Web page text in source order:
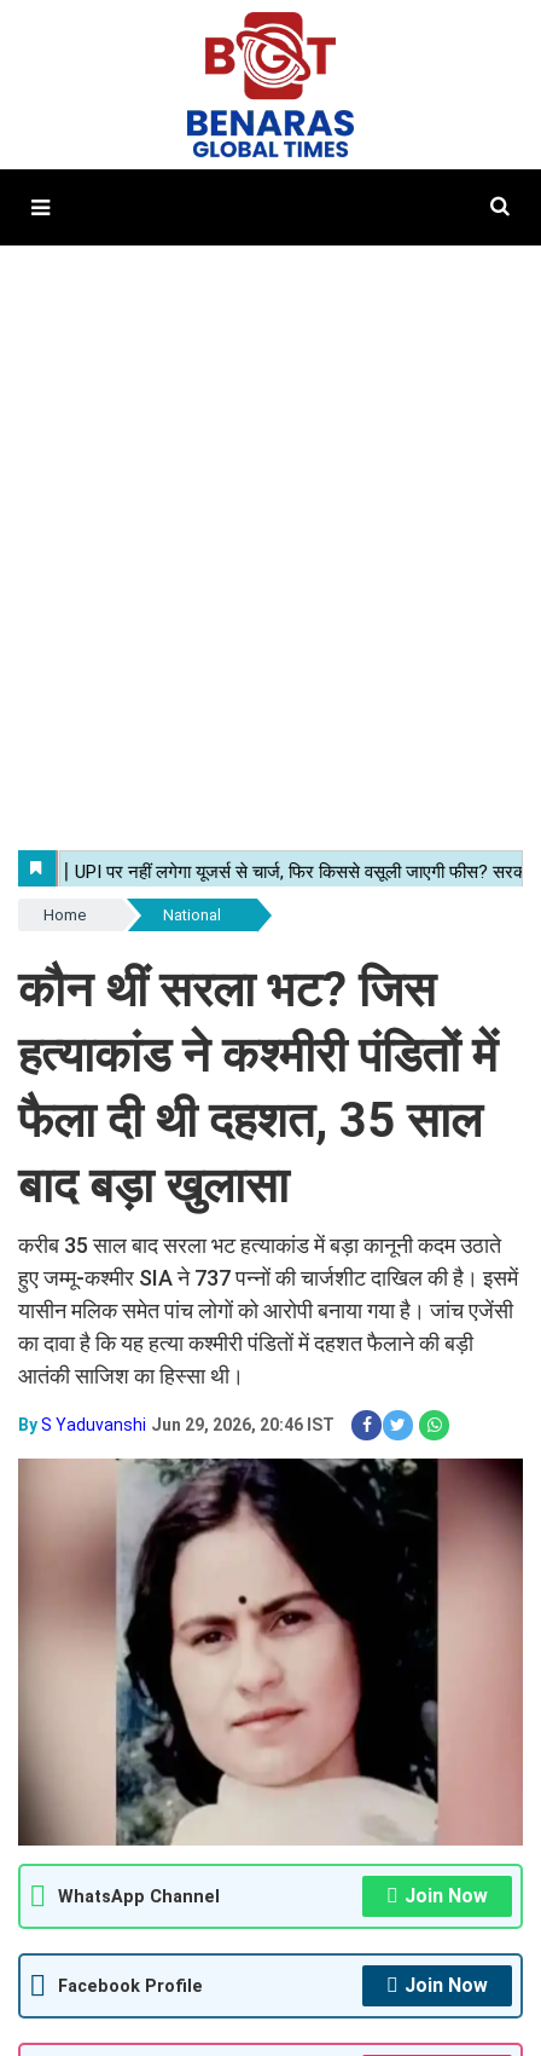
Home National
कौन थीं सरला भट? जिस
हत्याकांड ने कश्मीरी पंडितों में
फैला दी थी दहशत, 35 साल
बाद बड़ा खुलासा
करीब 35 साल बाद सरला भट हत्याकांड में बड़ा कानूनी कदम उठाते
हुए जम्मू-कश्मीर SIA ने 737 पन्नों की चार्जशीट दाखिल की है। इसमें
यासीन मलिक समेत पांच लोगों को आरोपी बनाया गया है। जांच एजेंसी
का दावा है कि यह हत्या कश्मीरी पंडितों में दहशत फैलाने की बड़ी
आतंकी साजिश का हिस्सा थी।
ByS Yaduvanshi Jun 29, 2026, 20:46 IST
WhatsApp Channel Join Now
Facebook Profile Join Now